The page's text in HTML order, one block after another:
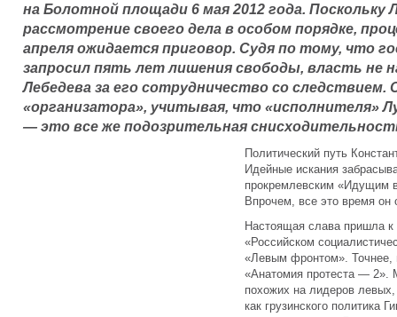
на Болотной площади 6 мая 2012 года. Поскольку
рассмотрение своего дела в особом порядке,
апреля ожидается приговор. Судя по тому, что
запросил пять лет лишения свободы, власть не
Лебедева за его сотрудничество со
«организатора», учитывая, что «исполнителя»
— это все же подозрительная
Политический путь
Идейные искания
прокремлевским «Идущим
Впрочем, все это время он
Настоящая слава пришла к
«Российском
«Левым фронтом».
«Анатомия протеста — 2».
похожих на лидеров
как грузинского политика